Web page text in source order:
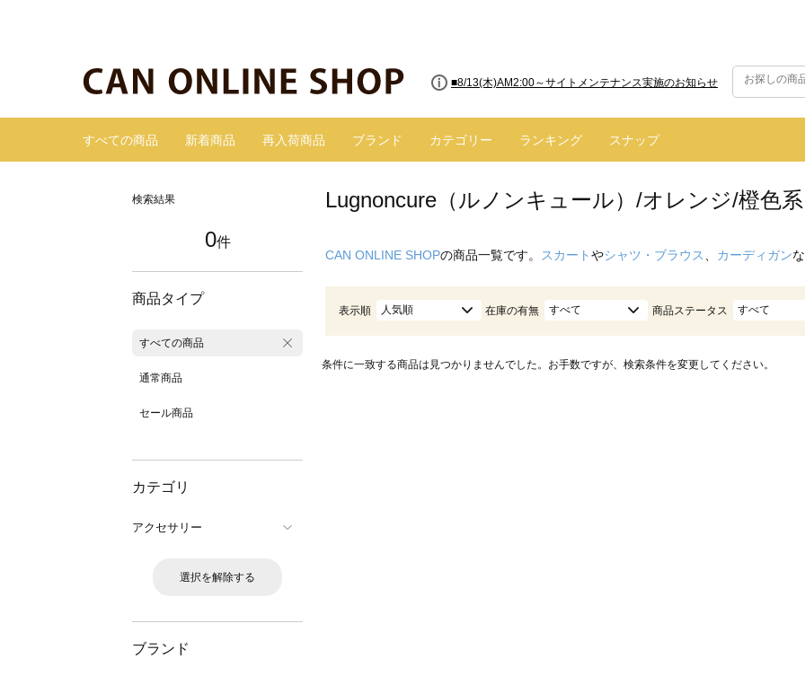
■8/13(木)AM2:00～サイトメンテナンス実施のお知らせ
すべての商品 新着商品 再入荷商品 ブランド カテゴリー ランキング スナップ
検索結果
0件
商品タイプ
すべての商品
通常商品
セール商品
カテゴリ
アクセサリー
選択を解除する
ブランド
Lugnoncure（ルノンキュール）/オレンジ/橙色系
CAN ONLINE SHOPの商品一覧です。 スカートやシャツ・ブラウス カーディガン
表示順 人気順 在庫の有無 すべて 商品ステータス すべて
条件に一致する商品は見つかりませんでした。お手数ですが、検索条件を変更してください。